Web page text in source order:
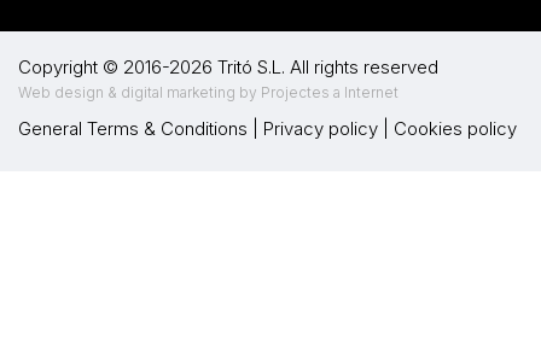
Copyright © 2016-2026 Tritó S.L. All rights reserved
Web design & digital marketing by Projectes a Internet
General Terms & Conditions Privacy policy Cookies policy